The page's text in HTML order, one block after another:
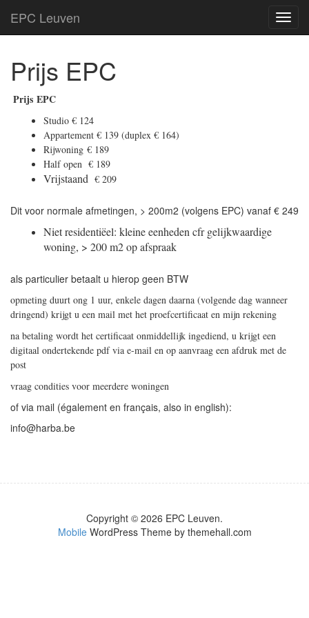
EPC Leuven
Prijs EPC
Prijs EPC
Studio € 124
Appartement € 139 (duplex € 164)
Rijwoning € 189
Half open € 189
Vrijstaand € 209
Dit voor normale afmetingen, > 200m2 (volgens EPC) vanaf € 249
Niet residentiëel: kleine eenheden cfr gelijkwaardige
woning, > 200 m2 op afspraak
als particulier betaalt u hierop geen BTW
opmeting duurt ong 1 uur, enkele dagen daarna (volgende dag wanneer
dringend) krijgt u een mail met het proefcertificaat en mijn rekening
na betaling wordt het certificaat onmiddellijk ingediend, u krijgt een
digitaal ondertekende pdf via e-mail en op aanvraag een afdruk met de
post
vraag condities voor meerdere woningen
of via mail (également en français, also in english):
info@harba.be
Copyright © 2026 EPC Leuven.
MobileWordPress Theme by themehall.com